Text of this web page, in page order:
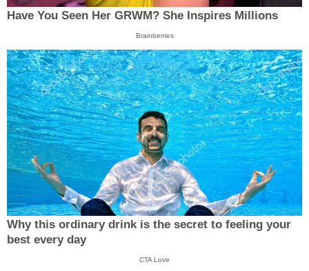
Have You Seen Her GRWM? She Inspires Millions
Brainberries
Why this ordinary drink is the secret to feeling your
best every day
CTA Love